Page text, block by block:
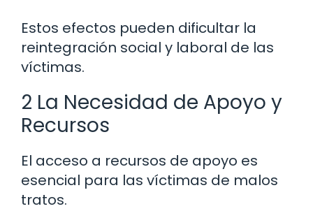
Estos efectos pueden dificultar la
reintegración social y laboral de las
víctimas.
2 La Necesidad de Apoyo y
Recursos
El acceso a recursos de apoyo es
esencial para las víctimas de malos
tratos.